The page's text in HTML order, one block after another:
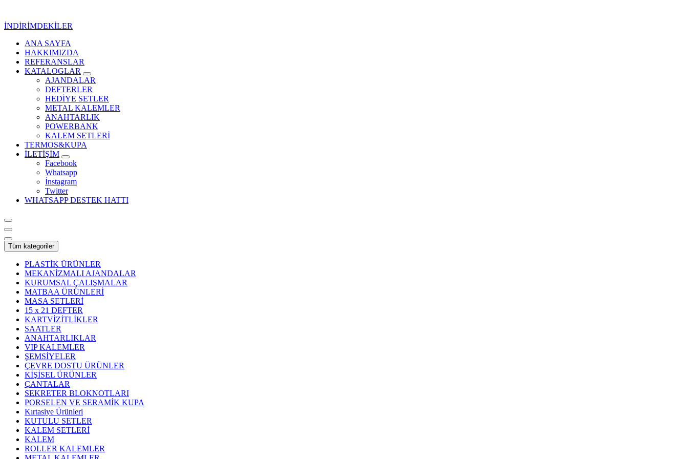
İNDİRİMDEKİLER
Kurumsal Promosyon-Hediyelik
ANA SAYFA
HAKKIMIZDA
REFERANSLAR
KATALOGLAR
AJANDALAR
DEFTERLER
HEDİYE SETLER
METAL KALEMLER
ANAHTARLIK
POWERBANK
KALEM SETLERİ
TERMOS&KUPA
İLETİŞİM
Facebook
Whatsapp
İnstagram
Twitter
WHATSAPP DESTEK HATTI
Tüm kategoriler
PLASTİK ÜRÜNLER
MEKANİZMALI AJANDALAR
KURUMSAL ÇALIŞMALAR
MATBAA ÜRÜNLERİ
MASA SETLERİ
15 x 21 DEFTER
KARTVİZİTLİKLER
SAATLER
ANAHTARLIKLAR
VIP KALEMLER
ŞEMSİYELER
ÇEVRE DOSTU ÜRÜNLER
KİŞİSEL ÜRÜNLER
ÇANTALAR
SEKRETER BLOKNOTLARI
PORSELEN VE SERAMİK KUPA
Kırtasiye Ürünleri
KUTULU SETLER
KALEM SETLERİ
KALEM
ROLLER KALEMLER